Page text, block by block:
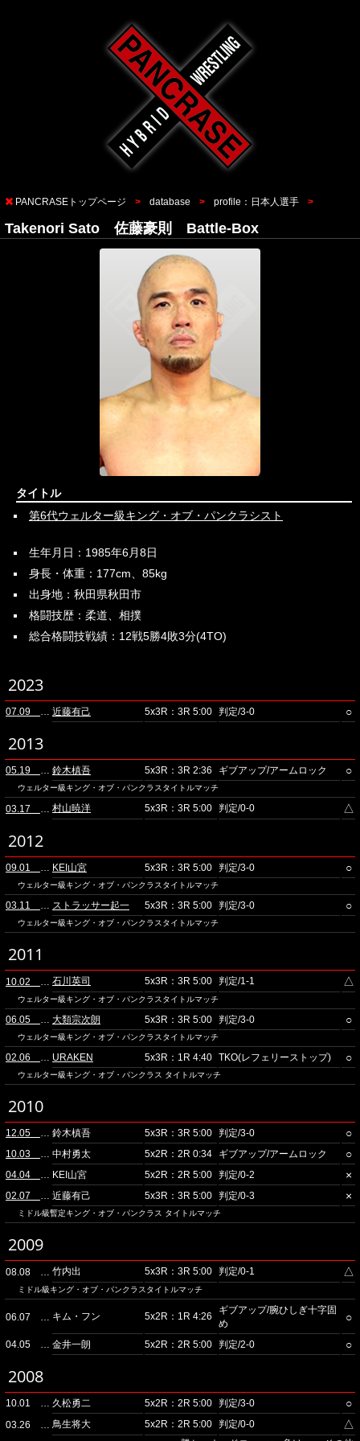
PANCRASEトップページ database profile：日本人選手
Takenori Sato 佐藤豪則 Battle-Box
タイトル
第6代ウェルター級キング・オブ・パンクラシスト
生年月日：1985年6月8日
身長・体重：177cm、85kg
出身地：秋田県秋田市
格闘技歴：柔道、相撲
総合格闘技戦績：12戦5勝4敗3分(4TO)
2023
07.09 ニューピアホール(昼) 近藤有己 5x3R：3R 5:00 判定/3-0 ○
2013
05.19 ディファ有明 鈴木槙吾 5x3R：3R 2:36 ギブアップ/アームロック ○
ウェルター級キング・オブ・パンクラスタイトルマッチ
03.17 ディファ有明 村山暁洋 5x3R：3R 5:00 判定/0-0 △
2012
09.01 ディファ有明 KEI山宮 5x3R：3R 5:00 判定/3-0 ○
ウェルター級キング・オブ・パンクラスタイトルマッチ
03.11 ディファ有明 ストラッサー起一 5x3R：3R 5:00 判定/3-0 ○
ウェルター級キング・オブ・パンクラスタイトルマッチ
2011
10.02 ディファ有明 石川英司 5x3R：3R 5:00 判定/1-1 △
ウェルター級キング・オブ・パンクラスタイトルマッチ
06.05 ディファ有明 大類宗次朗 5x3R：3R 5:00 判定/3-0 ○
ウェルター級キング・オブ・パンクラスタイトルマッチ
02.06 ディファ有明 URAKEN 5x3R：1R 4:40 TKO(レフェリーストップ) ○
ウェルター級キング・オブ・パンクラス タイトルマッチ
2010
12.05 ディファ有明 鈴木槙吾 5x3R：3R 5:00 判定/3-0 ○
10.03 ディファ有明 中村勇太 5x2R：2R 0:34 ギブアップ/アームロック ○
04.04 ディファ有明 KEI山宮 5x2R：2R 5:00 判定/0-2 ×
02.07 ディファ有明 近藤有己 5x3R：3R 5:00 判定/0-3 ×
ミドル級暫定キング・オブ・パンクラス タイトルマッチ
2009
08.08 ディファ有明 竹内出 5x3R：3R 5:00 判定/0-1 △
ミドル級キング・オブ・パンクラスタイトルマッチ
06.07 ディファ有明 キム・フン 5x2R：1R 4:26
ギブアップ/腕ひしぎ十字固
め
○
04.05 ディファ有明 金井一朗 5x2R：2R 5:00 判定/2-0 ○
2008
10.01 後楽園ホール 久松勇二 5x2R：2R 5:00 判定/3-0 ○
03.26 後楽園ホール 鳥生将大 5x2R：2R 5:00 判定/0-0 △